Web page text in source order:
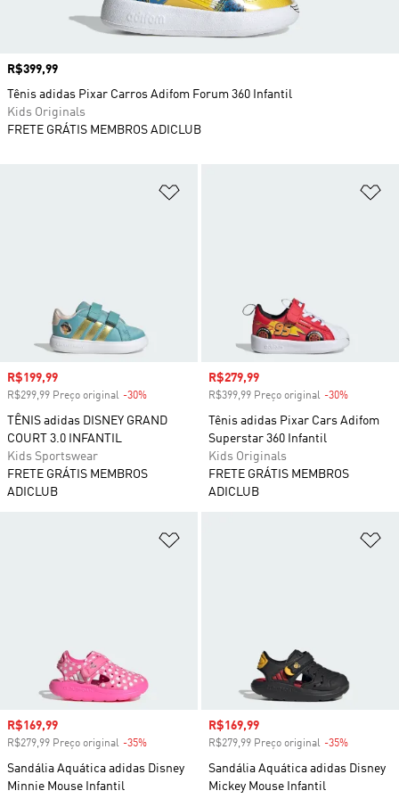
Preço com desconto
R$199,99
R$299,99 Preço original -30%
TÊNIS adidas DISNEY GRAND
COURT 3.0 INFANTIL
Kids Sportswear
FRETE GRÁTIS MEMBROS
ADICLUB
Preço com desconto
R$279,99
R$399,99 Preço original -30%
Tênis adidas Pixar Cars Adifom
Superstar 360 Infantil
Kids Originals
FRETE GRÁTIS MEMBROS
ADICLUB
Preço com desconto
R$169,99
R$279,99 Preço original -35%
Sandália Aquática adidas Disney
Minnie Mouse Infantil
Preço com desconto
R$169,99
R$279,99 Preço original -35%
Sandália Aquática adidas Disney
Mickey Mouse Infantil
Preço
R$399,99
Tênis adidas Pixar Carros Adifom Forum 360 Infantil
Kids Originals
FRETE GRÁTIS MEMBROS ADICLUB